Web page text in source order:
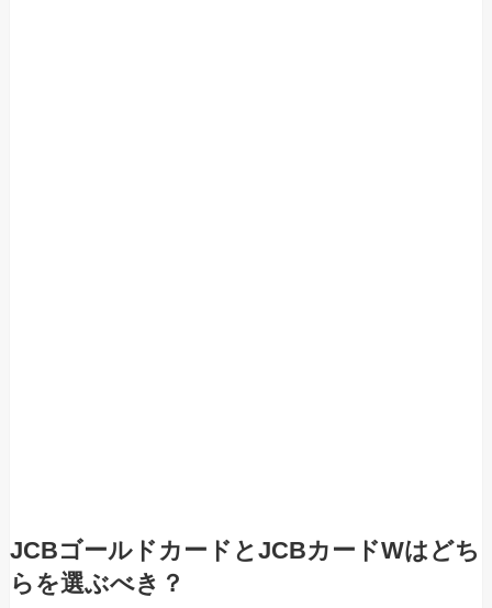
JCBゴールドカードとJCBカードWはどち
らを選ぶべき？